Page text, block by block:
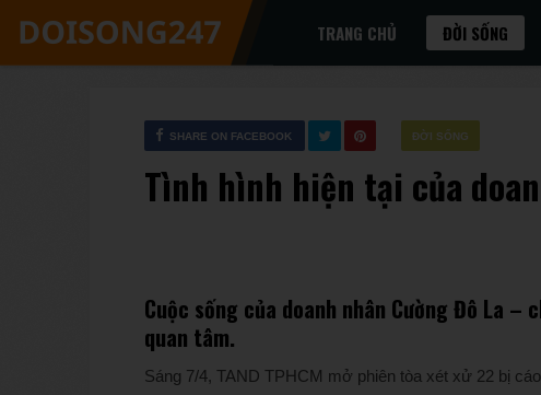
TRANG CHỦ ĐỜI SỐNG
ĐỜI SỐNG
SHARE ON FACEBOOK
Tình hình hiện tại của
Cuộc sống của doanh nhân Cường Đô La –
quan tâm.
Sáng 7/4, TAND TPHCM mở phiên tòa xét xử 22 bị